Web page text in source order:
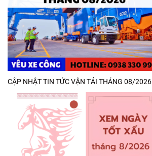
CẬP NHẬT TIN TỨC VẬN TẢI THÁNG 08/2026